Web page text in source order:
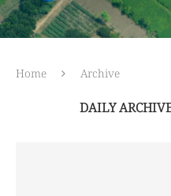
Home Archive
DAILY